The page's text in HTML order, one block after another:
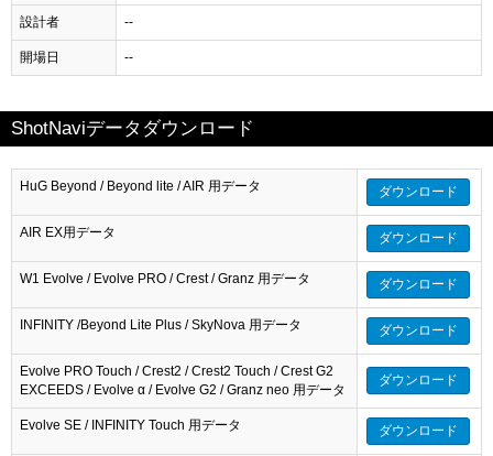
設計者 --
開場日 --
ShotNaviデータダウンロード
HuG Beyond / Beyond lite / AIR 用データ ダウンロード
AIR EX用データ ダウンロード
W1 Evolve / Evolve PRO / Crest / Granz 用データ ダウンロード
INFINITY /Beyond Lite Plus / SkyNova 用データ ダウンロード
Evolve PRO Touch / Crest2 / Crest2 Touch / Crest G2
EXCEEDS / Evolve α / Evolve G2 / Granz neo 用データ
ダウンロード
Evolve SE / INFINITY Touch 用データ ダウンロード